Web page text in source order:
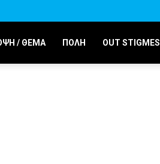
/ ΘΕΜΑ ΠΟΛΗ OUT STIGMES